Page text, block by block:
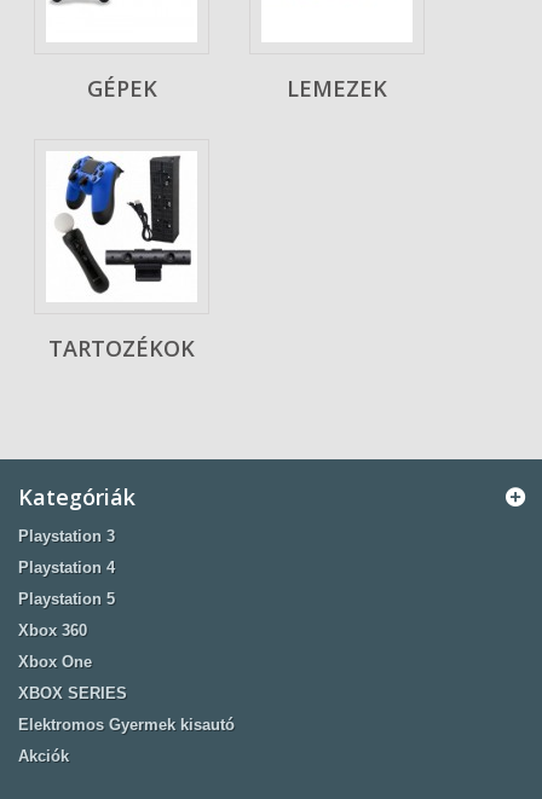
GÉPEK LEMEZEK
TARTOZÉKOK
Kategóriák
Playstation 3
Playstation 4
Playstation 5
Xbox 360
Xbox One
XBOX SERIES
Elektromos Gyermek kisautó
Akciók